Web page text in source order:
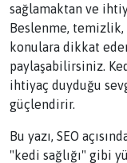
sağlamaktan ve
Beslenme,
konulara dikkat
paylaşabilirsiniz.
ihtiyaç duyduğu
güçlendirir.
Bu yazı, SEO
"kedi sağlığı" gibi